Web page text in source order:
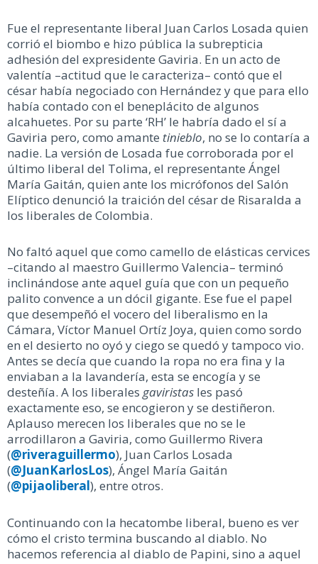
Fue el representante liberal Juan Carlos Losada quien
corrió el biombo e hizo pública la subrepticia
adhesión del expresidente Gaviria. En un acto de
valentía –actitud que le caracteriza– contó que el
césar había negociado con Hernández y que para ello
había contado con el beneplácito de algunos
alcahuetes. Por su parte ‘RH’ le habría dado el sí a
Gaviria pero, como amante tinieblo, no se lo contaría a
nadie. La versión de Losada fue corroborada por el
último liberal del Tolima, el representante Ángel
María Gaitán, quien ante los micrófonos del Salón
Elíptico denunció la traición del césar de Risaralda a
los liberales de Colombia.
No faltó aquel que como camello de elásticas cervices
–citando al maestro Guillermo Valencia– terminó
inclinándose ante aquel guía que con un pequeño
palito convence a un dócil gigante. Ese fue el papel
que desempeñó el vocero del liberalismo en la
Cámara, Víctor Manuel Ortíz Joya, quien como sordo
en el desierto no oyó y ciego se quedó y tampoco vio.
Antes se decía que cuando la ropa no era fina y la
enviaban a la lavandería, esta se encogía y se
desteñía. A los liberales gaviristas les pasó
exactamente eso, se encogieron y se destiñeron.
Aplauso merecen los liberales que no se le
arrodillaron a Gaviria, como Guillermo Rivera
(@riveraguillermo), Juan Carlos Losada
(@JuanKarlosLos), Ángel María Gaitán
(@pijaoliberal), entre otros.
Continuando con la hecatombe liberal, bueno es ver
cómo el cristo termina buscando al diablo. No
hacemos referencia al diablo de Papini, sino a aquel